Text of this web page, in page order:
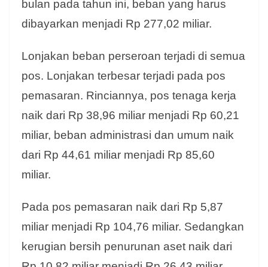
bulan pada tahun ini, beban yang harus
dibayarkan menjadi Rp 277,02 miliar.
Lonjakan beban perseroan terjadi di semua
pos. Lonjakan terbesar terjadi pada pos
pemasaran. Rinciannya, pos tenaga kerja
naik dari Rp 38,96 miliar menjadi Rp 60,21
miliar, beban administrasi dan umum naik
dari Rp 44,61 miliar menjadi Rp 85,60
miliar.
Pada pos pemasaran naik dari Rp 5,87
miliar menjadi Rp 104,76 miliar. Sedangkan
kerugian bersih penurunan aset naik dari